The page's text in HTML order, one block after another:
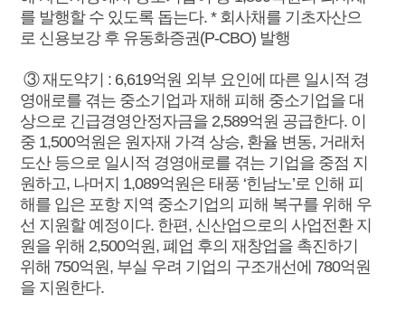
를 발행할 수 있도록 돕는다. * 회사채를 기초자산으
로 신용보강 후 유동화증권(P-CBO) 발행
③ 재도약기 : 6,619억원 외부 요인에 따른 일시적 경
영애로를 겪는 중소기업과 재해 피해 중소기업을 대
상으로 긴급경영안정자금을 2,589억원 공급한다. 이
중 1,500억원은 원자재 가격 상승, 환율 변동, 거래처
도산 등으로 일시적 경영애로를 겪는 기업을 중점 지
원하고, 나머지 1,089억원은 태풍 ‘힌남노’로 인해 피
해를 입은 포항 지역 중소기업의 피해 복구를 위해 우
선 지원할 예정이다. 한편, 신산업으로의 사업전환 지
원을 위해 2,500억원, 폐업 후의 재창업을 촉진하기
위해 750억원, 부실 우려 기업의 구조개선에 780억원
을 지원한다.